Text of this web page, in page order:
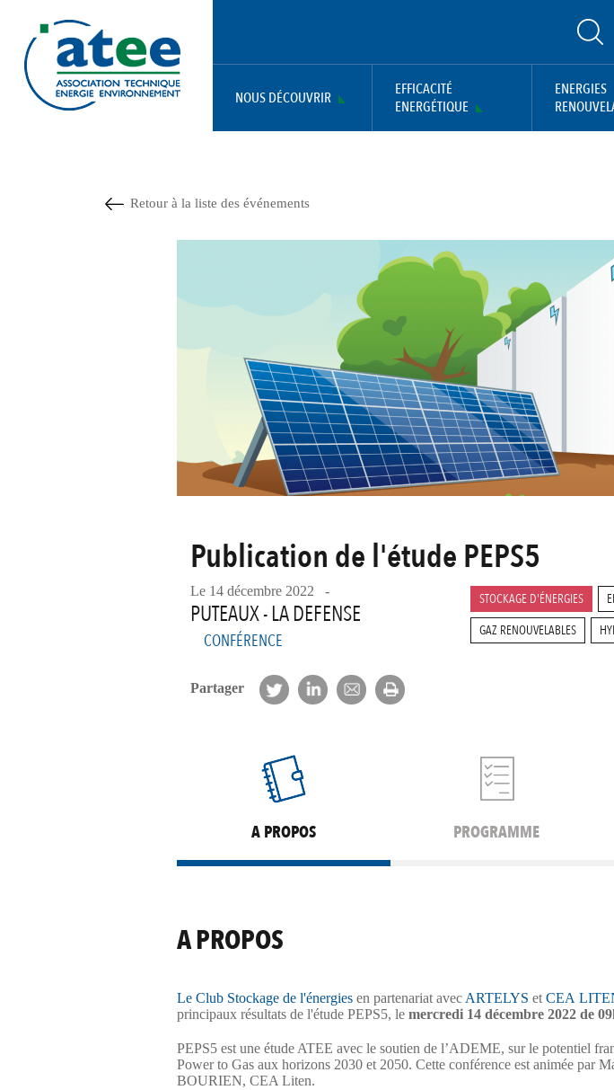
contenu
principal
NAVIGATION
NOUS DÉCOUVRIR
EFFICACITÉ
ENERGÉTIQUE
ENERGIES
Retour à la liste des événements
Publication de l'étude PEPS5
Le 14 décembre 2022 -
PUTEAUX - LA DEFENSE
CONFÉRENCE
STOCKAGE D'ÉNERGIES
GAZ RENOUVELABLES
Partager
A PROPOS PROGRAMME
A PROPOS
Le Club Stockage de l'énergies en partenariat avec ARTELYS et CEA
principaux résultats de l'étude PEPS5, le mercredi 14 décembre 2022 de
PEPS5 est une étude ATEE avec le soutien de l’ADEME, sur le potentiel
Power to Gas aux horizons 2030 et 2050. Cette conférence est animée par
BOURIEN, CEA Liten.